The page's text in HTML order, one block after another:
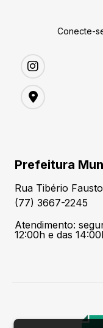
Conecte-
Prefeitura
Rua Tibério
(77) 3667-2245
Atendimento:
12:00h e das